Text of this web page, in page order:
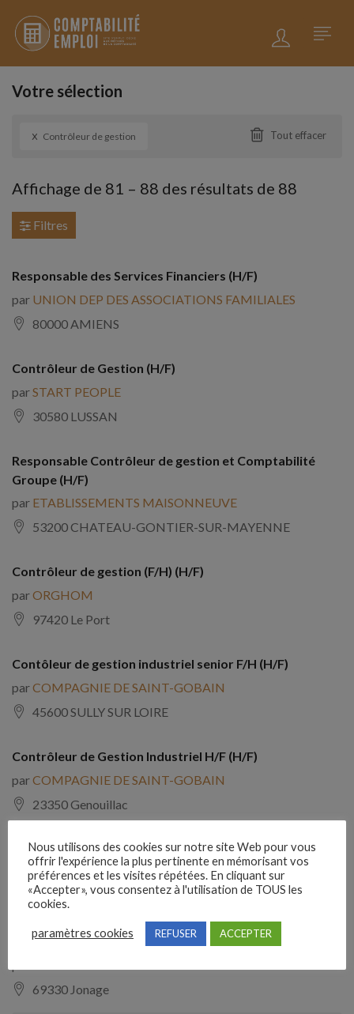
Votre sélection
x Contrôleur de gestion Tout effacer
Affichage de 81 – 88 des résultats de 88
Filtres
Responsable des Services Financiers (H/F)
par UNION DEP DES ASSOCIATIONS FAMILIALES
80000 AMIENS
Contrôleur de Gestion (H/F)
par START PEOPLE
30580 LUSSAN
Responsable Contrôleur de gestion et Comptabilité
Groupe (H/F)
par ETABLISSEMENTS MAISONNEUVE
53200 CHATEAU-GONTIER-SUR-MAYENNE
Contrôleur de gestion (F/H) (H/F)
parORGHOM
97420 Le Port
Contôleur de gestion industriel senior F/H (H/F)
parCOMPAGNIE DE SAINT-GOBAIN
45600 SULLY SUR LOIRE
Contrôleur de Gestion Industriel H/F (H/F)
parCOMPAGNIE DE SAINT-GOBAIN
23350 Genouillac
Contrôleur de gestion industriel (H/F)
parYANMAR CONSTRUCTION EQUIPMENT EUROPE
52100 ST DIZIER
Responsable Consolidation et Reporting Groupe H/F
69330 Jonage
Nous utilisons des cookies sur notre site Web pour vous
offrir l'expérience la plus pertinente en mémorisant vos
préférences et les visites répétées. En cliquant sur
«Accepter», vous consentez à l'utilisation de TOUS les
cookies.
paramètres cookies REFUSER ACCEPTER